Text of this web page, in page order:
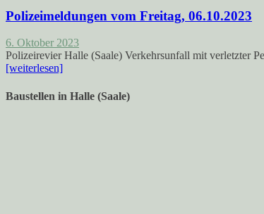
Polizeimeldungen vom Freitag, 06.10.2023
6. Oktober 2023
Polizeirevier Halle (Saale) Verkehrsunfall mit verletzter
[weiterlesen]
Baustellen in Halle (Saale)